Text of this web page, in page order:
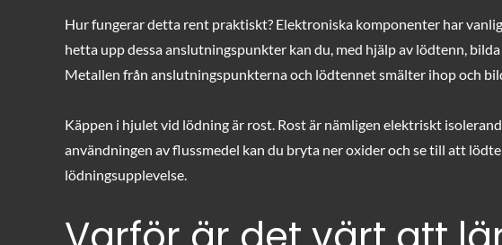
Hur fungerar detta rent praktiskt? Elektroniska komponenter har
hetta upp dessa anslutningspunkter kan du, med hjälp av lödtenn,
Metallen från anslutningspunkterna och lödtennet smälter ihop och
Käppen i hjulet vid lödning är rost. Rost är nämligen elektriskt
användningen av flussmedel kan du bryta ner oxider och se till att
lödningsupplevelse.